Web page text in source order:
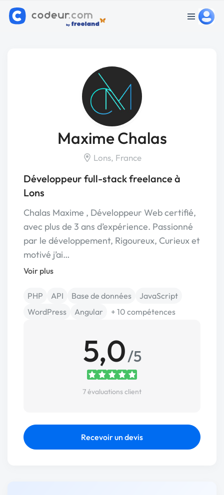
Maxime Chalas
Lons, France
Développeur full-stack freelance à
Lons
Chalas Maxime , Développeur Web certifié,
avec plus de 3 ans d’expérience. Passionné
par le développement, Rigoureux, Curieux et
motivé j’ai…
Voir plus
PHP API Base de données
JavaScript
WordPress
Angular + 10 compétences
5,0/5
7 évaluations client
Recevoir un devis